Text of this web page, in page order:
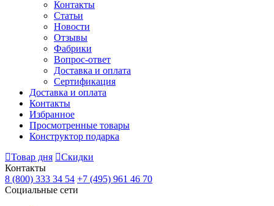
Контакты
Статьи
Новости
Отзывы
Фабрики
Вопрос-ответ
Доставка и оплата
Сертификация
Доставка и оплата
Контакты
Избранное
Просмотренные товары
Конструктор подарка
Товар дня
Скидки
Контакты
8 (800) 333 34 54 +7 (495) 961 46 70
Социальные сети